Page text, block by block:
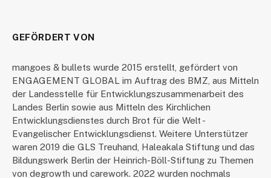
GEFÖRDERT VON
mangoes & bullets wurde 2015 erstellt, gefördert von
ENGAGEMENT GLOBAL im Auftrag des BMZ, aus Mitteln
der Landesstelle für Entwicklungszusammenarbeit des
Landes Berlin sowie aus Mitteln des Kirchlichen
Entwicklungsdienstes durch Brot für die Welt -
Evangelischer Entwicklungsdienst. Weitere Unterstützer
waren 2019 die GLS Treuhand, Haleakala Stiftung und das
Bildungswerk Berlin der Heinrich-Böll-Stiftung zu Themen
von degrowth und carework. 2022 wurden nochmals